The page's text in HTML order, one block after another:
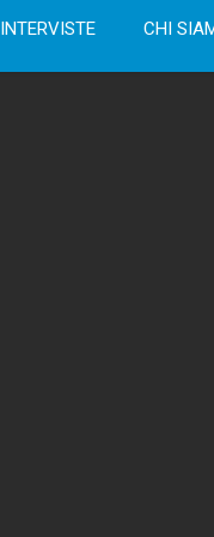
INTERVISTE CHI